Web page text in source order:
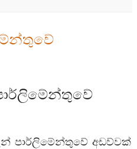
පාර්ලිමේන්තුවේ අඩව්වක්